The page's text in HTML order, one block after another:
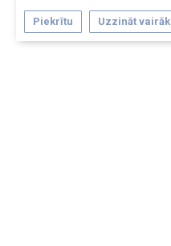
Piekrītu Uzzināt vairāk